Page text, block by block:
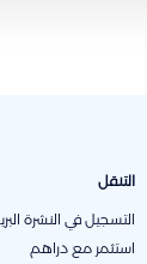
التنقل
التسجيل في النشرة
استثمر مع دراهم